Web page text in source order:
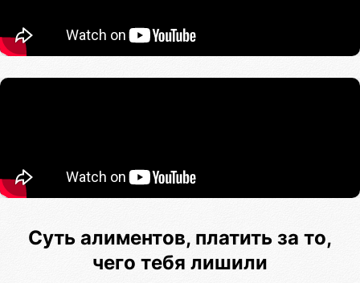
Суть алиментов, платить за то,
чего тебя лишили